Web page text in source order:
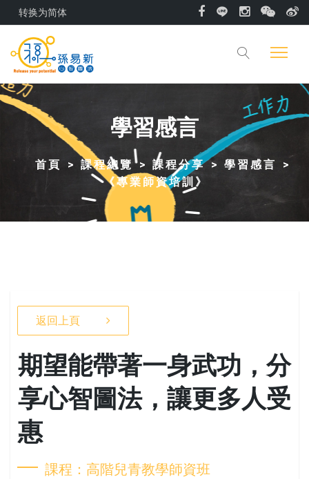
转换为简体
學習感言
首頁 課程總覽 課程分享
學習感言
《專業師資培訓》
返回上頁
期望能帶著一身武功，分
享心智圖法，讓更多人受
惠
課程：高階兒青教學師資班